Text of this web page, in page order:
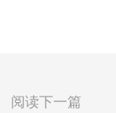
阅读下一篇